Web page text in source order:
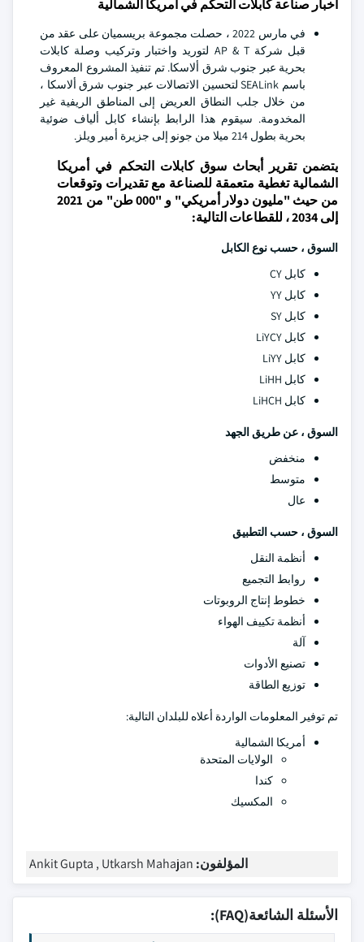
أخبار صناعة كابلات التحكم في أمريكا الشمالية
في مارس 2022 ، حصلت مجموعة بريسميان على عقد من
قبل شركة AP & T لتوريد واختبار وتركيب وصلة كابلات
بحرية عبر جنوب شرق ألاسكا. تم تنفيذ المشروع المعروف
باسم SEALink لتحسين الاتصالات عبر جنوب شرق ألاسكا ،
من خلال جلب النطاق العريض إلى المناطق الريفية غير
المخدومة. سيقوم هذا الرابط بإنشاء كابل ألياف ضوئية
بحرية بطول 214 ميلا من جونو إلى جزيرة أمير ويلز.
يتضمن تقرير أبحاث سوق كابلات التحكم في أمريكا
الشمالية تغطية متعمقة للصناعة مع تقديرات وتوقعات
من حيث "مليون دولار أمريكي" و "000 طن" من 2021
إلى 2034 ، للقطاعات التالية:
السوق ، حسب نوع الكابل
كابل CY
كابل YY
كابل SY
كابل LiYCY
كابل LiYY
كابل LiHH
كابل LiHCH
السوق ، عن طريق الجهد
منخفض
متوسط
عال
السوق ، حسب التطبيق
أنظمة النقل
روابط التجميع
خطوط إنتاج الروبوتات
أنظمة تكييف الهواء
آلة
تصنيع الأدوات
توزيع الطاقة
تم توفير المعلومات الواردة أعلاه للبلدان التالية:
أمريكا الشمالية
الولايات المتحدة
كندا
المكسيك
المؤلفون: Ankit Gupta , Utkarsh Mahajan
الأسئلة الشائعة(FAQ):